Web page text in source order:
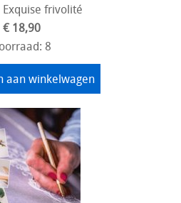
Exquise frivolité
€ 18,90
8
aan winkelwagen